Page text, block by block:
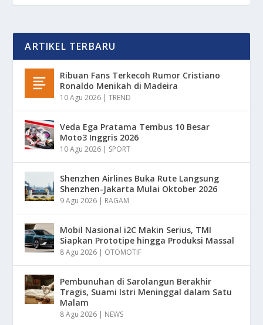
ARTIKEL TERBARU
Ribuan Fans Terkecoh Rumor Cristiano
Ronaldo Menikah di Madeira
10 Agu 2026 |TREND
Veda Ega Pratama Tembus 10 Besar
Moto3 Inggris 2026
10 Agu 2026 | SPORT
Shenzhen Airlines Buka Rute Langsung
Shenzhen-Jakarta Mulai Oktober 2026
9 Agu 2026 | RAGAM
Mobil Nasional i2C Makin Serius, TMI
Siapkan Prototipe hingga Produksi Massal
8 Agu 2026 | OTOMOTIF
Pembunuhan di Sarolangun Berakhir
Tragis, Suami Istri Meninggal dalam Satu
Malam
8 Agu 2026 | NEWS